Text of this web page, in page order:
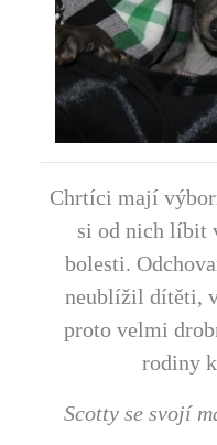
Chrtíci mají
si od nich líbit
bolesti.
neublížil dítěti,
proto velmi
rodiny
Scotty se svojí